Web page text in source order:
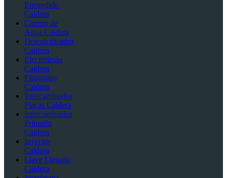
Encendido
Caldera
Cuerpo de
Agua Caldera
Descalcificador
Caldera
Electroimán
Caldera
Flusostato
Caldera
Intercambiador
Placas Caldera
Intercambiador
Primario
Caldera
Inyector
Caldera
Llave Llenado
Caldera